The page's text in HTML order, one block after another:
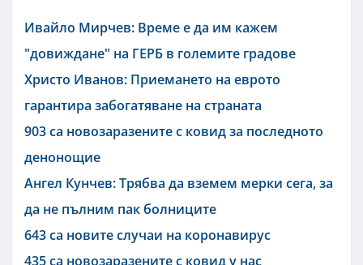
Ивайло Мирчев: Време е да им кажем
"довиждане" на ГЕРБ в големите градове
Христо Иванов: Приемането на еврото
гарантира забогатяване на страната
903 са новозаразените с ковид за последното
денонощие
Ангел Кунчев: Трябва да вземем мерки сега, за
да не пълним пак болниците
643 са новите случаи на коронавирус
435 са новозаразените с ковид у нас